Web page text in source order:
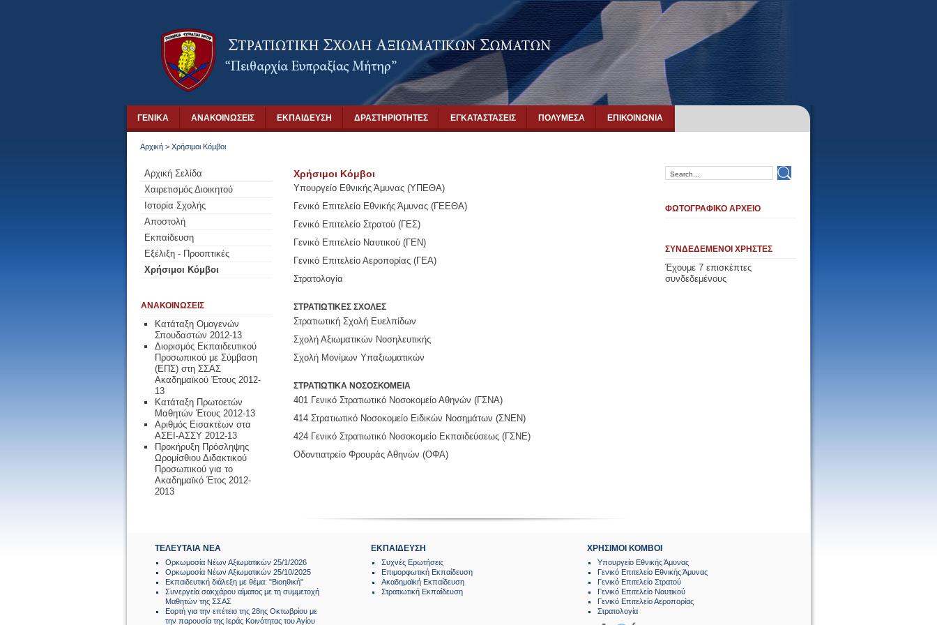
ΓΕΝΙΚΑ ΑΝΑΚΟΙΝΩΣΕΙΣ ΕΚΠΑΙΔΕΥΣΗ ΔΡΑΣΤΗΡΙΟΤΗΤΕΣ ΕΓΚΑΤΑΣΤΑΣΕΙΣ ΠΟΛΥΜΕΣΑ ΕΠΙΚΟΙΝΩΝΙΑ
Αρχική > Χρήσιμοι Κόμβοι
Αρχική Σελίδα
Χαιρετισμός Διοικητού
Ιστορία Σχολής
Αποστολή
Εκπαίδευση
Εξέλιξη - Προοπτικές
Χρήσιμοι Κόμβοι
ΑΝΑΚΟΙΝΩΣΕΙΣ
Κατάταξη Ομογενών
Σπουδαστών 2012-13
Διορισμός Εκπαιδευτικού
Προσωπικού με Σύμβαση
(ΕΠΣ) στη ΣΣΑΣ
Ακαδημαϊκού Έτους 2012-
13
Κατάταξη Πρωτοετών
Μαθητών Έτους 2012-13
Αριθμός Εισακτέων στα
ΑΣΕΙ-ΑΣΣΥ 2012-13
Προκήρυξη Πρόσληψης
Ωρομίσθιου Διδακτικού
Προσωπικού για το
Ακαδημαϊκό Έτος 2012-
2013
Χρήσιμοι Κόμβοι
Υπουργείο Εθνικής Άμυνας (ΥΠΕΘΑ)
Γενικό Επιτελείο Εθνικής Άμυνας (ΓΕΕΘΑ)
Γενικό Επιτελείο Στρατού (ΓΕΣ)
Γενικό Επιτελείο Ναυτικού (ΓΕΝ)
Γενικό Επιτελείο Αεροπορίας (ΓΕΑ)
Στρατολογία
ΣΤΡΑΤΙΩΤΙΚΕΣ ΣΧΟΛΕΣ
Στρατιωτική Σχολή Ευελπίδων
Σχολή Αξιωματικών Νοσηλευτικής
Σχολή Μονίμων Υπαξιωματικών
ΣΤΡΑΤΙΩΤΙΚΑ ΝΟΣΟΣΚΟΜΕΙΑ
401 Γενικό Στρατιωτικό Νοσοκομείο Αθηνών (ΓΣΝΑ)
414 Στρατιωτικό Νοσοκομείο Ειδικών Νοσημάτων (ΣΝΕΝ)
424 Γενικό Στρατιωτικό Νοσοκομείο Εκπαιδεύσεως (ΓΣΝΕ)
Οδοντιατρείο Φρουράς Αθηνών (ΟΦΑ)
ΦΩΤΟΓΡΑΦΙΚΟ ΑΡΧΕΙΟ
ΣΥΝΔΕΔΕΜΕΝΟΙ ΧΡΗΣΤΕΣ
Έχουμε 7 επισκέπτες
συνδεδεμένους
ΤΕΛΕΥΤΑΙΑ ΝΕΑ
Ορκωμοσία Νέων Αξιωματικών 25/1/2026
Ορκωμοσία Νέων Αξιωματικών 25/10/2025
Εκπαιδευτική διάλεξη με θέμα: "Βιοηθική"
Συνεργεία σακχάρου αίματος με τη συμμετοχή
Μαθητών της ΣΣΑΣ
Εορτή για την επέτειο της 28ης Οκτωβρίου με
την παρουσία της Ιεράς Κοινότητας του Αγίου
ΕΚΠΑΙΔΕΥΣΗ
Συχνές Ερωτήσεις
Επιμορφωτική Εκπαίδευση
Ακαδημαϊκή Εκπαίδευση
Στρατιωτική Εκπαίδευση
ΧΡΗΣΙΜΟΙ ΚΟΜΒΟΙ
Υπουργείο Εθνικής Άμυνας
Γενικό Επιτελείο Εθνικής Άμυνας
Γενικό Επιτελείο Στρατού
Γενικό Επιτελείο Ναυτικού
Γενικό Επιτελείο Αεροπορίας
Στρατολογία